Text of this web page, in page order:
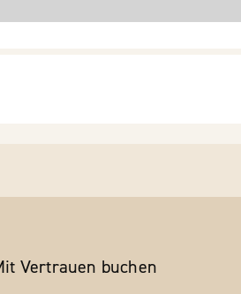
Vertrauen buchen